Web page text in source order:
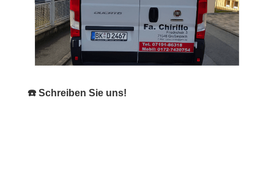
☎️ Schreiben Sie uns!